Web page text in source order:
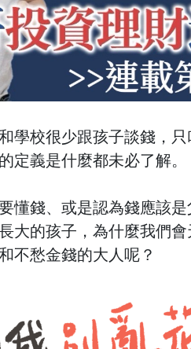
學校很少跟孩子談錢，
定義是什麼都未必了解。
懂錢、或是認為錢應該是
大的孩子，為什麼我們
不愁金錢的大人呢？